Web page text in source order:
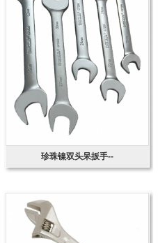
珍珠镍双头呆扳手--